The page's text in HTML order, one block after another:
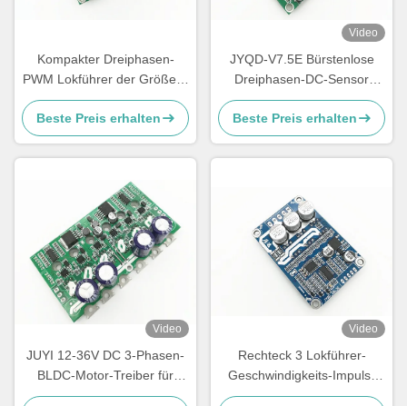
Kompakter Dreiphasen-
PWM Lokführer der Größen-
BLDC,
Geschwindigkeitsregelung 3
Phase Mosfet-Fahrer
Beste Preis erhalten
Video
JYQD-V7.5E Bürstenlose
Dreiphasen-DC-Sensor
Motorfahrer Steuerung
PWM-Regulator 36-72V
Beste Preis erhalten
Video
JUYI 12-36V DC 3-Phasen-
BLDC-Motor-Treiber für
Rollstuhl / elektrisches
Video
Rechteck 3 Lokführer-
Geschwindigkeits-Impuls-
Signalausgabe -20 der